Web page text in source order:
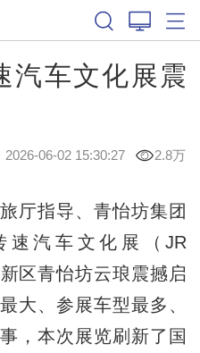
汽车文化展震
2026-06-02 15:30:27 2.8万
指导、青怡坊集团
速汽车文化展（JR
区青怡坊云琅震撼启
大、参展车型最多、
，本次展览刷新了国